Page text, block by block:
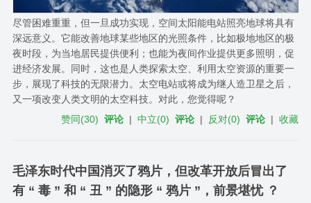
尽管困难重重，但一旦成功实现，空间太阳能电站照亮地球将具有
深远意义。它能改善地球某些地区的光照条件，比如极地地区的极
夜时段，为当地居民提供便利；也能为夜间作业提供更多照明，促
进经济发展。同时，这也是人类探索太空、利用太空资源的重要一
步，展现了科技的无限潜力。太空电站或将成为继人造卫星之后，
又一项改变人类文明的太空科技。对此，您觉得呢？
赞同(30) 评论 |中立(0) 评论 | 反对(0) 评论 |收藏
毛泽东时代中国消灭了鸦片，但改革开放后冒出了
有 “ 毒 ” 和 “ 丑 ” 的隐形 “ 鸦片 ”，前景堪忧 ？